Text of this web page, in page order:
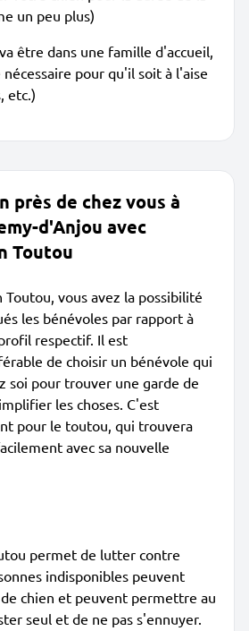
un peu plus)
être dans une famille d'accueil,
pour qu'il soit à l'aise
etc.)
près de chez vous à
d'Anjou avec
Toutou
vous avez la possibilité
les bénévoles par rapport à
respectif. Il est
de choisir un bénévole qui
soi pour trouver une garde de
les choses. C'est
pour le toutou, qui trouvera
avec sa nouvelle
permet de lutter contre
indisponibles peuvent
chien et peuvent permettre au
seul et de ne pas s'ennuyer.